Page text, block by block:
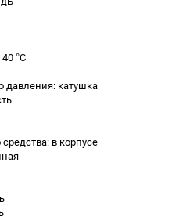
°С
давления: катушка
в корпусе